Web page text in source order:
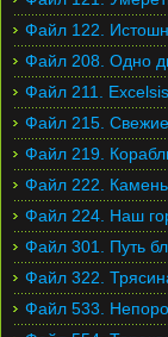
Файл 122.
Файл 208. Одно
Файл 211.
Файл 215. Свежие
Файл 219.
Файл 222.
Файл 224. Наш
Файл 301. Путь
Файл 322.
Файл 533.